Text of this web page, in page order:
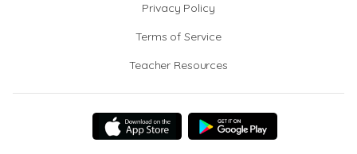
Privacy Policy
Terms of Service
Teacher Resources